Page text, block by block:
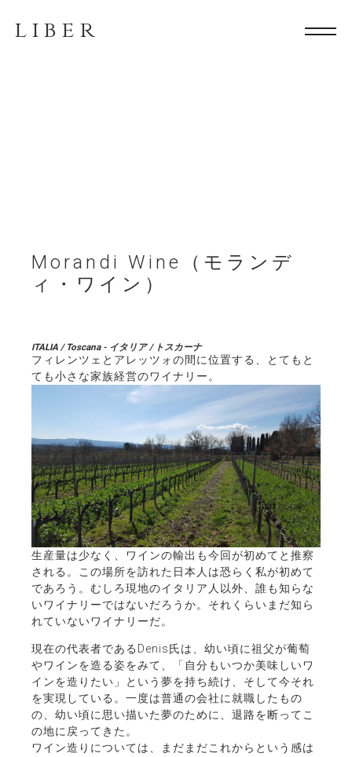
LIBER
Morandi Wine（モランデ
ィ・ワイン）
ITALIA / Toscana- イタリア / トスカーナ
フィレンツェとアレッツォの間に位置する、とてもと
ても小さな家族経営のワイナリー。
生産量は少なく、ワインの輸出も今回が初めてと推察
される。この場所を訪れた日本人は恐らく私が初めて
であろう。むしろ現地のイタリア人以外、誰も知らな
いワイナリーではないだろうか。それくらいまだ知ら
れていないワイナリーだ。
現在の代表者であるDenis氏は、幼い頃に祖父が葡萄
やワインを造る姿をみて、「自分もいつか美味しいワ
インを造りたい」という夢を持ち続け、そして今それ
を実現している。一度は普通の会社に就職したもの
の、幼い頃に思い描いた夢のために、退路を断ってこ
の地に戻ってきた。
ワイン造りについては、まだまだこれからという感は